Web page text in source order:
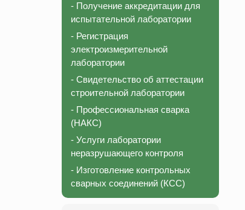
- Получение аккредитации для
испытательной лаборатории
- Регистрация
электроизмерительной
лаборатории
- Свидетельство об аттестации
строительной лаборатории
- Профессиональная сварка
(НАКС)
- Услуги лаборатории
неразрушающего контроля
- Изготовление контрольных
сварных соединений (КСС)